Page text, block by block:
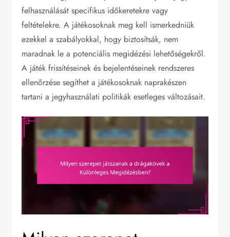
felhasználását specifikus időkeretekre vagy
feltételekre. A játékosoknak meg kell ismerkedniük
ezekkel a szabályokkal, hogy biztosítsák, nem
maradnak le a potenciális megidézési lehetőségekről.
A játék frissítéseinek és bejelentéseinek rendszeres
ellenőrzése segíthet a játékosoknak naprakészen
tartani a jegyhasználati politikák esetleges változásait.